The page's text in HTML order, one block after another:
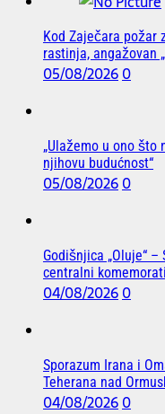
Kod Zaječara požar
rastinja, angažovan
05/08/20260
„Ulažemo u ono
njihovu budućnost“
05/08/20260
Godišnjica „Oluje“
centralni
04/08/20260
Sporazum Irana i
Teherana nad
04/08/20260